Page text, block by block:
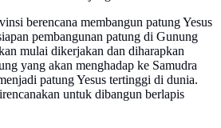
berencana membangun patung Yesus
pembangunan patung di Gunung
mulai dikerjakan dan diharapkan
yang akan menghadap ke Samudra
patung Yesus tertinggi di dunia.
untuk dibangun berlapis